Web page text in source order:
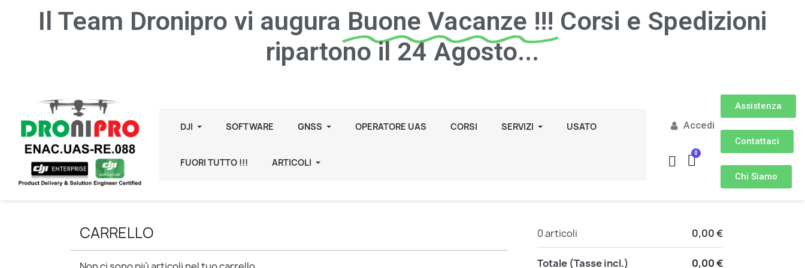
Il Team Dronipro vi augura Buone Vacanze !!! Corsi e Spedizioni
ripartono il 24 Agosto...
DJI SOFTWARE GNSS OPERATORE UAS CORSI SERVIZI USATO
FUORI TUTTO !!! ARTICOLI
Accedi
Assistenza
Contattaci
Chi Siamo
CARRELLO 0 articoli 0,00 €
Totale (Tasse incl.) 0,00 €